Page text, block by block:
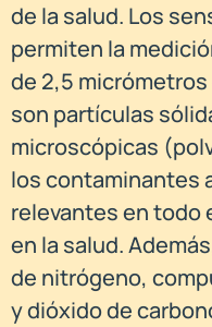
de la salud. Los
permiten la
de 2,5
son partículas
microscópicas
los contaminantes
relevantes en todo
en la salud.
de nitrógeno,
y dióxido de